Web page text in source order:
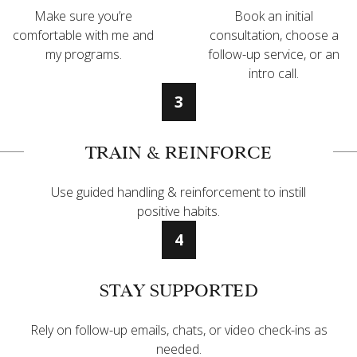
Make sure you’re
comfortable with me and
my programs.
Book an initial
consultation, choose a
follow-up service, or an
intro call.
3
TRAIN & REINFORCE
Use guided handling & reinforcement to instill
positive habits.
4
STAY SUPPORTED
Rely on follow-up emails, chats, or video check-ins as
needed.